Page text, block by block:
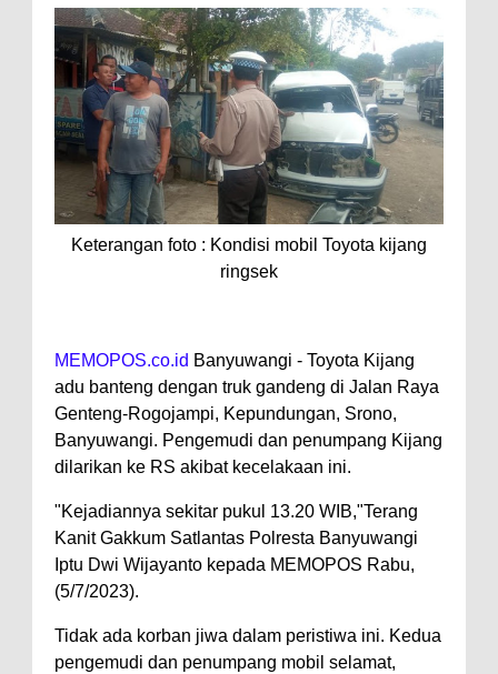
Keterangan foto : Kondisi mobil Toyota kijang
ringsek
MEMOPOS.co.id Banyuwangi - Toyota Kijang
adu banteng dengan truk gandeng di Jalan Raya
Genteng-Rogojampi, Kepundungan, Srono,
Banyuwangi. Pengemudi dan penumpang Kijang
dilarikan ke RS akibat kecelakaan ini.
"Kejadiannya sekitar pukul 13.20 WIB,"Terang
Kanit Gakkum Satlantas Polresta Banyuwangi
Iptu Dwi Wijayanto kepada MEMOPOS Rabu,
(5/7/2023).
Tidak ada korban jiwa dalam peristiwa ini. Kedua
pengemudi dan penumpang mobil selamat,